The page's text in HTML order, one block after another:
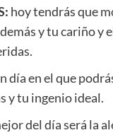
hoy tendrás que
y tu cariño y
día en el que
y tu ingenio ideal.
del día será la